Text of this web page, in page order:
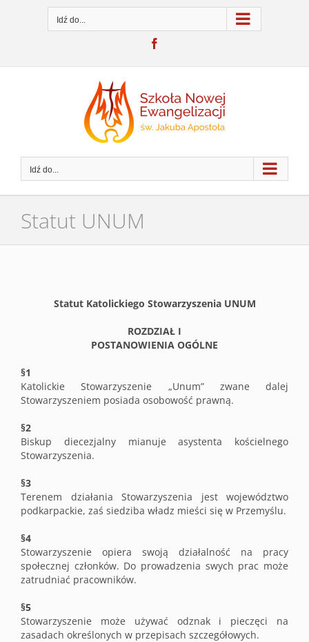
zawartości
Idź do...
Idź do...
Statut UNUM
Statut Katolickiego Stowarzyszenia UNUM
ROZDZIAŁ I
POSTANOWIENIA OGÓLNE
§1
Katolickie Stowarzyszenie „Unum” zwane dalej
Stowarzyszeniem posiada osobowość prawną.
§2
Biskup diecezjalny mianuje asystenta kościelnego
Stowarzyszenia.
§3
Terenem działania Stowarzyszenia jest województwo
podkarpackie, zaś siedziba władz mieści się w Przemyślu.
§4
Stowarzyszenie opiera swoją działalność na pracy
społecznej członków. Do prowadzenia swych prac może
zatrudniać pracowników.
§5
Stowarzyszenie może używać odznak i pieczęci na
zasadach określonych w przepisach szczegółowych.